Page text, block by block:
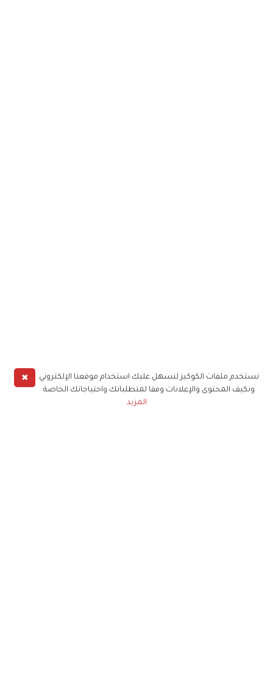
✖
نستخدم ملفات الكوكيز لنسهل عليك استخدام موقعنا الإلكتروني
ونكيف المحتوى والإعلانات وفقا لمتطلباتك واحتياجاتك الخاصة
المزيد